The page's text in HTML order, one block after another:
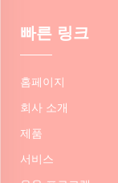
빠른 링크
홈페이지
회사 소개
제품
서비스